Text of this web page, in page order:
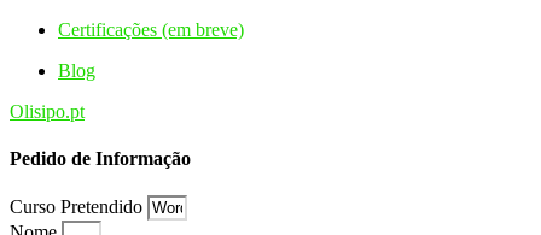
Certificações (em breve)
Blog
Olisipo.pt
Pedido de Informação
Curso Pretendido